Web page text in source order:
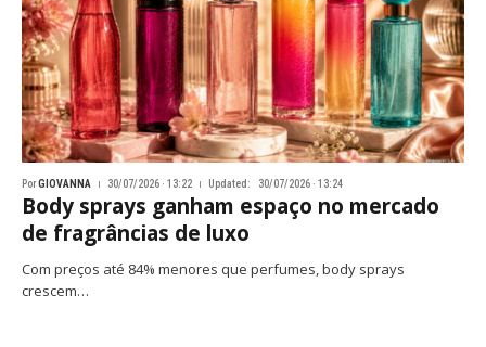
PorGIOVANNA 30/07/2026 · 13:22 Updated: 30/07/2026 · 13:24
Body sprays ganham espaço no mercado
de fragrâncias de luxo
Com preços até 84% menores que perfumes, body sprays
crescem…